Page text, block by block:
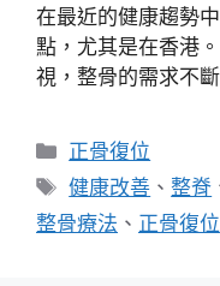
在最近的健康趨勢
點，尤其是在香港
視，整骨的需求不
分
類
正骨復位
標
籤
健康改善 、整脊
整骨療法 、 正骨復位